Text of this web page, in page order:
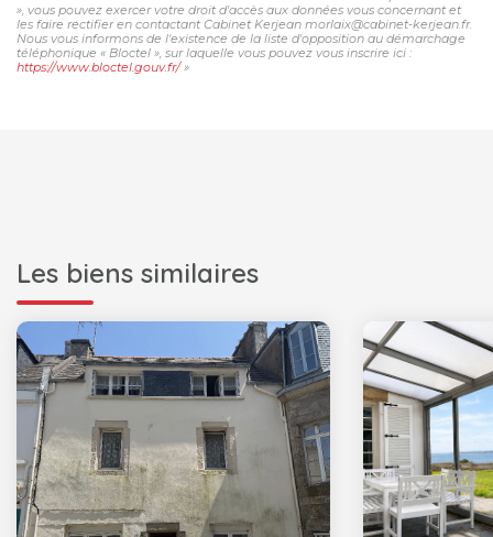
», vous pouvez exercer votre droit d'accès aux données vous concernant et
les faire rectifier en contactant Cabinet Kerjean morlaix@cabinet-kerjean.fr.
Nous vous informons de l'existence de la liste d'opposition au démarchage
téléphonique « Bloctel », sur laquelle vous pouvez vous inscrire ici :
https://www.bloctel.gouv.fr/»
Les biens similaires